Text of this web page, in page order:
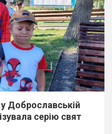
Доброславській
серію свят